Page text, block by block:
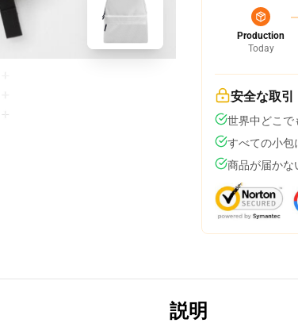
Production
Today
安全な取引
世界中どこで
すべての小包
商品が届かな
説明